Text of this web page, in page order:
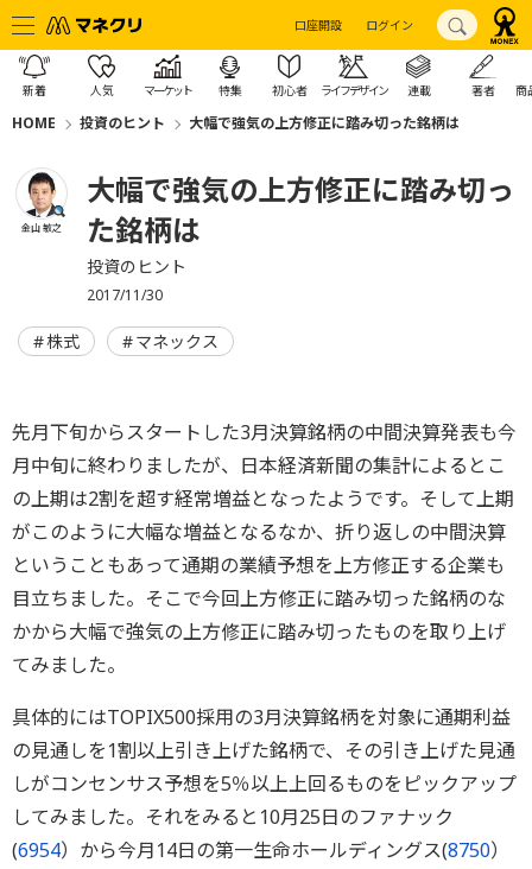
口座開設 ログイン
新着 人気 マーケット 特集 初心者 ライフデザイン 連載 著者 商
HOME 投資のヒント 大幅で強気の上方修正に踏み切った銘柄は
金山 敏之
大幅で強気の上方修正に踏み切っ
た銘柄は
投資のヒント
2017/11/30
株式 マネックス
先月下旬からスタートした3月決算銘柄の中間決算発表も今
月中旬に終わりましたが、日本経済新聞の集計によるとこ
の上期は2割を超す経常増益となったようです。そして上期
がこのように大幅な増益となるなか、折り返しの中間決算
ということもあって通期の業績予想を上方修正する企業も
目立ちました。そこで今回上方修正に踏み切った銘柄のな
かから大幅で強気の上方修正に踏み切ったものを取り上げ
てみました。
具体的にはTOPIX500採用の3月決算銘柄を対象に通期利益
の見通しを1割以上引き上げた銘柄で、その引き上げた見通
しがコンセンサス予想を5％以上上回るものをピックアップ
してみました。それをみると10月25日のファナック
(6954）から今月14日の第一生命ホールディングス(8750）